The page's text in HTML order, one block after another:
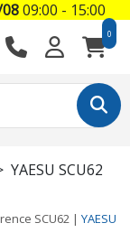
0
YAESU SCU62
SCU62 | YAESU
09:00 - 15:00